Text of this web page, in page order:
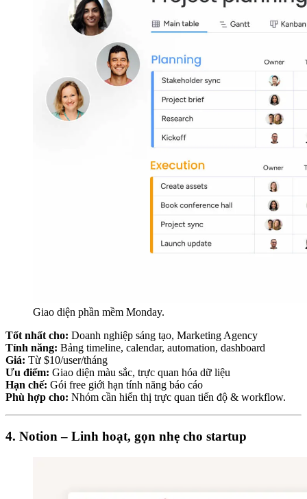
Giao diện phần mềm Monday.
Tốt nhất cho: Doanh nghiệp sáng tạo, Marketing Agency
Tính năng: Bảng timeline, calendar, automation, dashboard
Giá: Từ $10/user/tháng
Ưu điểm: Giao diện màu sắc, trực quan hóa dữ liệu
Hạn chế: Gói free giới hạn tính năng báo cáo
Phù hợp cho: Nhóm cần hiển thị trực quan tiến độ & workflow.
4. Notion – Linh hoạt, gọn nhẹ cho startup